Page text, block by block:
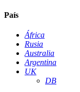
País
África
Rusia
Australia
Argentina
UK
DB